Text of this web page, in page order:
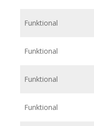
Funktional
Funktional
Funktional
Funktional